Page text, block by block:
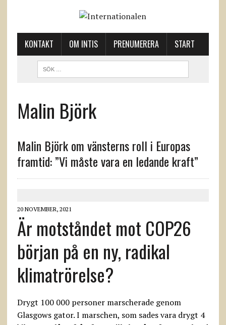
KONTAKT OM INTIS PRENUMERERA START
Malin Björk
Malin Björk om vänsterns roll i Europas
framtid: ”Vi måste vara en ledande kraft”
20 NOVEMBER, 2021
Är motståndet mot COP26
början på en ny, radikal
klimatrörelse?
Drygt 100 000 personer marscherade genom
Glasgows gator. I marschen, som sades vara drygt 4